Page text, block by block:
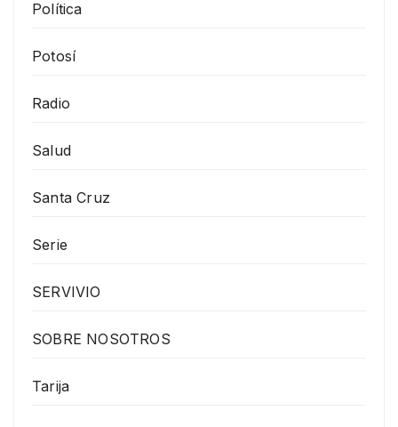
Política
Potosí
Radio
Salud
Santa Cruz
Serie
SERVIVIO
SOBRE NOSOTROS
Tarija